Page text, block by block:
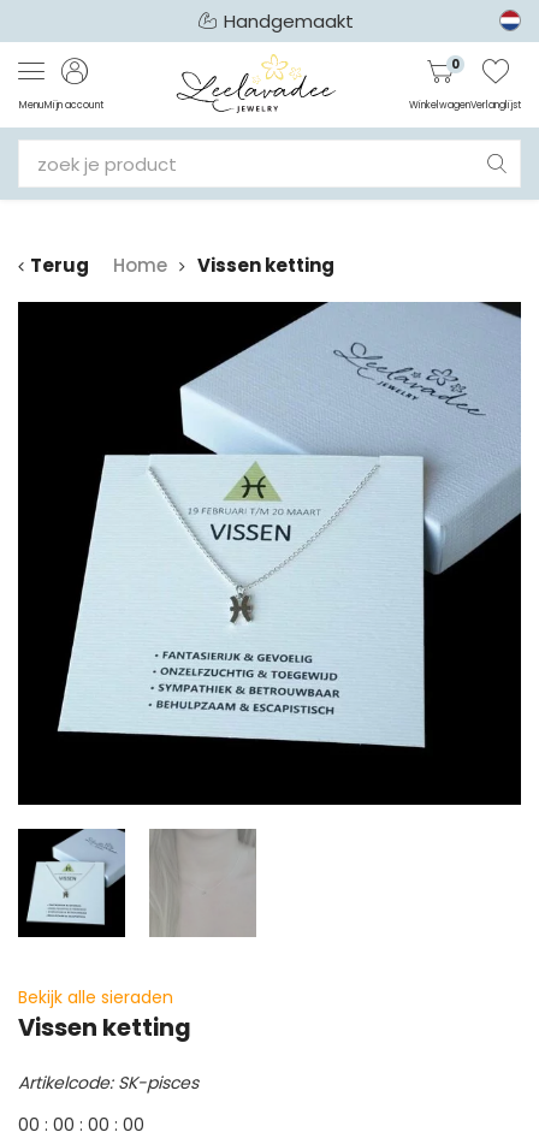
Handgemaakt
MenuMijn account
0
WinkelwagenVerlanglijst
Terug Home Vissen ketting
Bekijk alle sieraden
Vissen ketting
Artikelcode: SK-pisces
00 : 00 : 00 : 00